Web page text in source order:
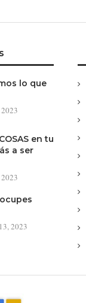
lo que
en tu
a ser
2023